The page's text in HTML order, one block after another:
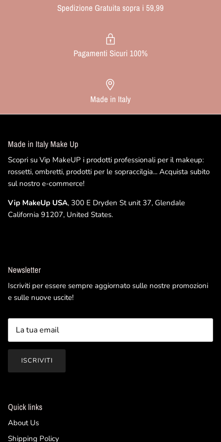
Spedizione Gratuita sopra i 59,99
Pagamenti Sicuri 100%
Made in Italy
Made in Italy Make Up
Scopri su Vip MakeUP i prodotti professionali per il makeup:
rossetti, ombretti, prodotti per le sopraccilgia... Acquista subito
sul nostro e-commerce!
Vip MakeUp USA, 300 E Dryden St unit 37, Glendale
California 91207, United States.
Newsletter
Iscriviti per essere sempre aggiornato sulle nostre promozioni
e sulle nuove uscite!
ISCRIVITI
Quick links
About Us
Shipping Policy